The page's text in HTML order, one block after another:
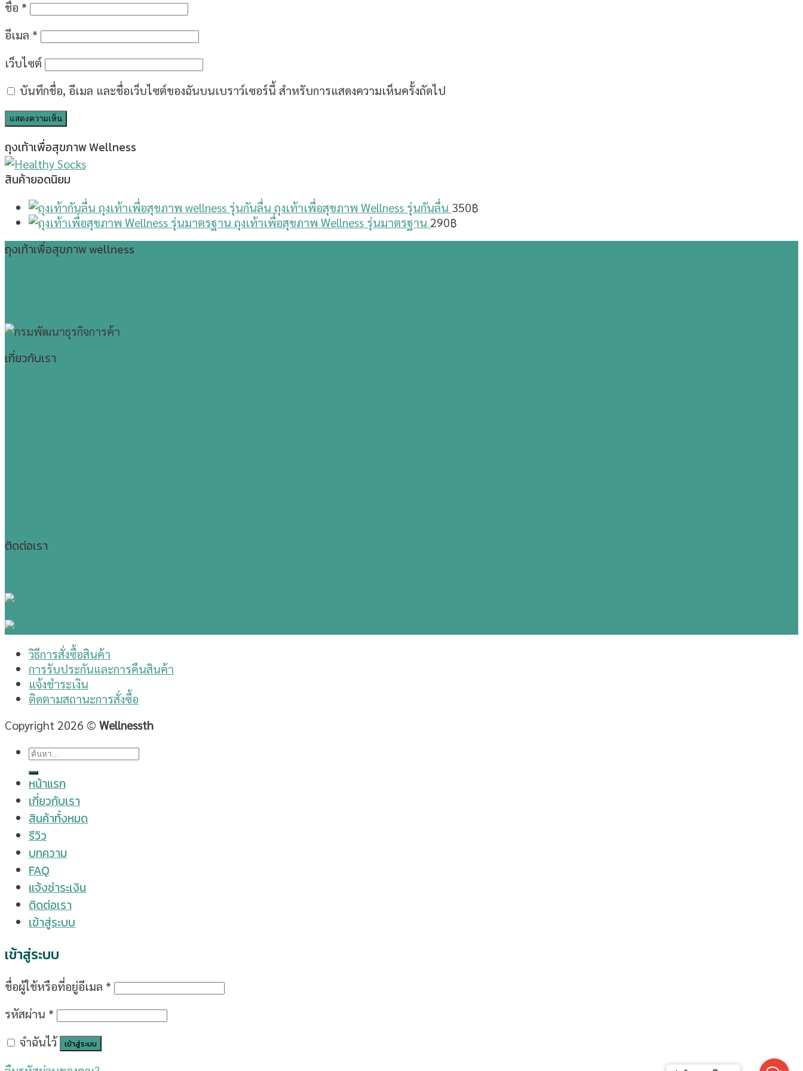
ชื่อ *
อีเมล *
เว็บไซต์
บันทึกชื่อ, อีเมล และชื่อเว็บไซต์ของฉันบนเบราว์เซอร์นี้ สำหรับการแสดงความเห็นครั้งถัดไป
ถุงเท้าเพื่อสุขภาพ Wellness
สินค้ายอดนิยม
ถุงเท้าเพื่อสุขภาพ Wellness รุ่นกันลื่น 350฿
ถุงเท้าเพื่อสุขภาพ Wellness รุ่นมาตรฐาน 290฿
ถุงเท้าเพื่อสุขภาพ wellness
เกี่ยวกับเรา
ติดต่อเรา
วิธีการสั่งซื้อสินค้า
การรับประกันและการคืนสินค้า
แจ้งชำระเงิน
ติดตามสถานะการสั่งซื้อ
Copyright 2026 © Wellnessth
ค้นหา:
หน้าแรก
เกี่ยวกับเรา
สินค้าทั้งหมด
รีวิว
บทความ
FAQ
แจ้งชำระเงิน
ติดต่อเรา
เข้าสู่ระบบ
เข้าสู่ระบบ
ชื่อผู้ใช้หรือที่อยู่อีเมล *
รหัสผ่าน *
จำฉันไว้
เข้าสู่ระบบ